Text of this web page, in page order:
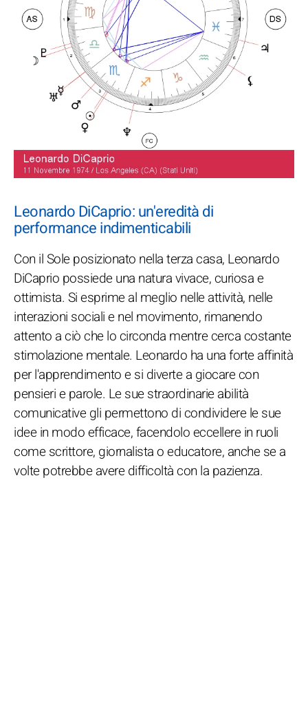
Leonardo DiCaprio: un'eredità di
performance indimenticabili
Con il Sole posizionato nella terza casa, Leonardo
DiCaprio possiede una natura vivace, curiosa e
ottimista. Si esprime al meglio nelle attività, nelle
interazioni sociali e nel movimento, rimanendo
attento a ciò che lo circonda mentre cerca costante
stimolazione mentale. Leonardo ha una forte affinità
per l'apprendimento e si diverte a giocare con
pensieri e parole. Le sue straordinarie abilità
comunicative gli permettono di condividere le sue
idee in modo efficace, facendolo eccellere in ruoli
come scrittore, giornalista o educatore, anche se a
volte potrebbe avere difficoltà con la pazienza.